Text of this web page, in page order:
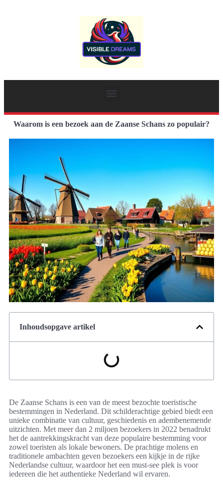
Waarom is een bezoek aan de Zaanse Schans zo populair?
Inhoudsopgave artikel
De Zaanse Schans is een van de meest bezochte toeristische
bestemmingen in Nederland. Dit schilderachtige gebied biedt een
unieke combinatie van cultuur, geschiedenis en adembenemende
uitzichten. Met meer dan 2 miljoen bezoekers in 2022 benadrukt
het de aantrekkingskracht van deze populaire bestemming voor
zowel toeristen als lokale bewoners. De prachtige molens en
traditionele ambachten geven bezoekers een kijkje in de rijke
Nederlandse cultuur, waardoor het een must-see plek is voor
iedereen die het authentieke Nederland wil ervaren.